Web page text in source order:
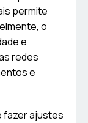
permite
o
e
redes
e
fazer ajustes